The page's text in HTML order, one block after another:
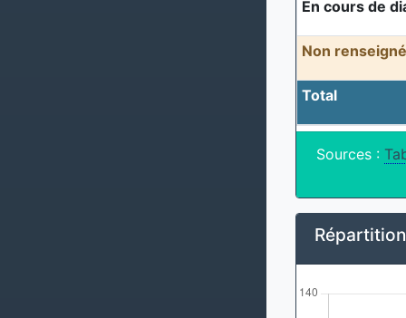
En cours de
Non
Total
Sources :